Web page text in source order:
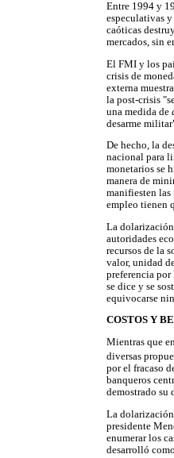
Entre 1994 y
especulativas
caóticas
mercados, sin
El FMI y los
crisis de
externa
la post-crisis
una medida de
desarme
De hecho, la
nacional para
monetarios se
manera de
manifiesten las
empleo tienen
La
autoridades
recursos de la
valor, unidad
preferencia
se dice y se
equivocarse
COSTOS Y
Mientras que
diversas
por el fracaso
banqueros
demostrado su
La dolarización
presidente
enumerar los
desarrolló